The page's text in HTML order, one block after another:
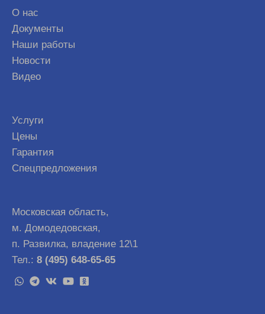
О нас
Документы
Наши работы
Новости
Видео
Услуги
Цены
Гарантия
Спецпредложения
Московская область,
м. Домодедовская,
п. Развилка, владение 12\1
Тел.: 8 (495) 648-65-65